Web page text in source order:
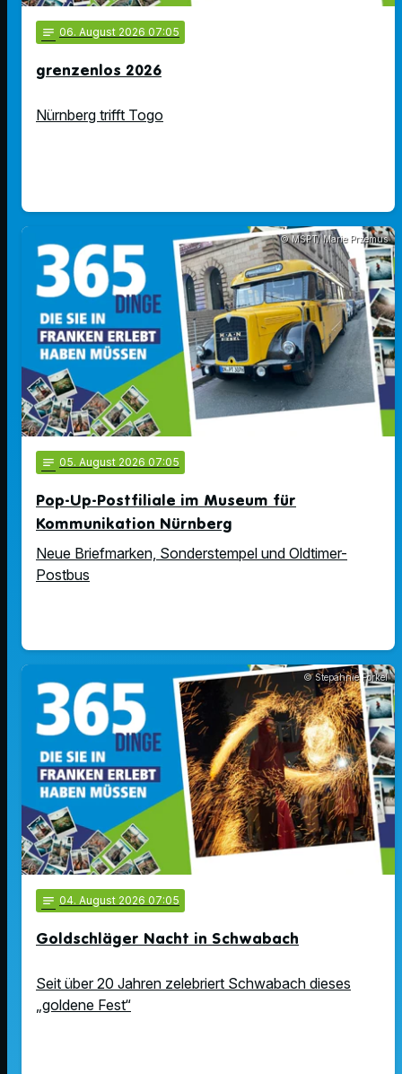
notes 06. August 2026 07:05
grenzenlos 2026
Nürnberg trifft Togo
© MSPT/ Marie Przemus
notes 05. August 2026 07:05
Pop-Up-Postfiliale im Museum für
Kommunikation Nürnberg
Neue Briefmarken, Sonderstempel und Oldtimer-
Postbus
© Stepahnie Forkel
notes 04. August 2026 07:05
Goldschläger Nacht in Schwabach
Seit über 20 Jahren zelebriert Schwabach dieses
„goldene Fest“